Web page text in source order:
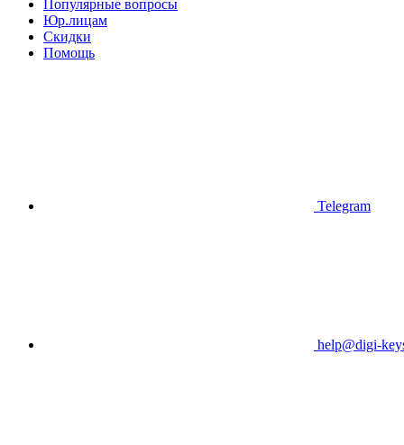
Популярные вопросы
Юр.лицам
Скидки
Помощь
Telegram
help@digi-